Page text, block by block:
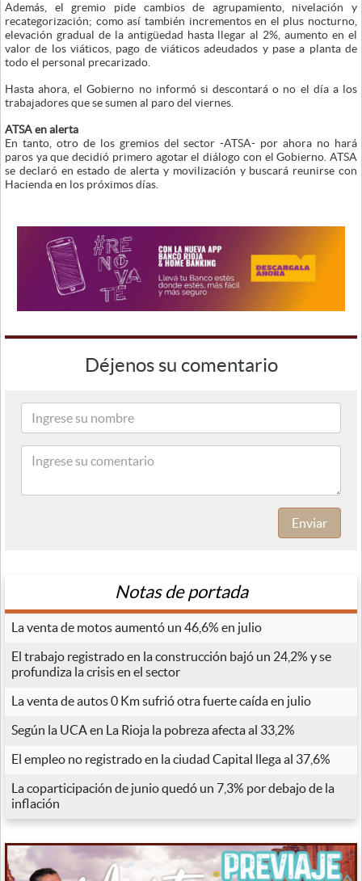
Además, el gremio pide cambios de agrupamiento, nivelación y
recategorización; como así también incrementos en el plus nocturno,
elevación gradual de la antigüedad hasta llegar al 2%, aumento en el
valor de los viáticos, pago de viáticos adeudados y pase a planta de
todo el personal precarizado.
Hasta ahora, el Gobierno no informó si descontará o no el día a los
trabajadores que se sumen al paro del viernes.
ATSA en alerta
En tanto, otro de los gremios del sector -ATSA- por ahora no hará
paros ya que decidió primero agotar el diálogo con el Gobierno. ATSA
se declaró en estado de alerta y movilización y buscará reunirse con
Hacienda en los próximos días.
Déjenos su comentario
Enviar
Notas de portada
La venta de motos aumentó un 46,6% en julio
El trabajo registrado en la construcción bajó un 24,2% y se
profundiza la crisis en el sector
La venta de autos 0 Km sufrió otra fuerte caída en julio
Según la UCA en La Rioja la pobreza afecta al 33,2%
El empleo no registrado en la ciudad Capital llega al 37,6%
La coparticipación de junio quedó un 7,3% por debajo de la
inflación